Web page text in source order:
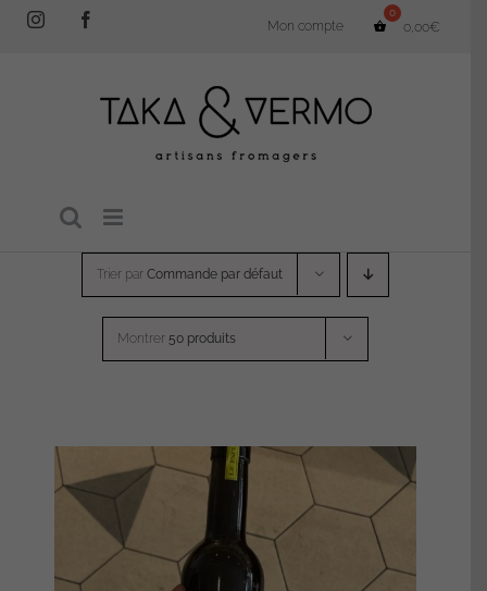
PasserInstagram Mon compte 0,00€
Trier par Commande par défaut
Montrer 50 produits